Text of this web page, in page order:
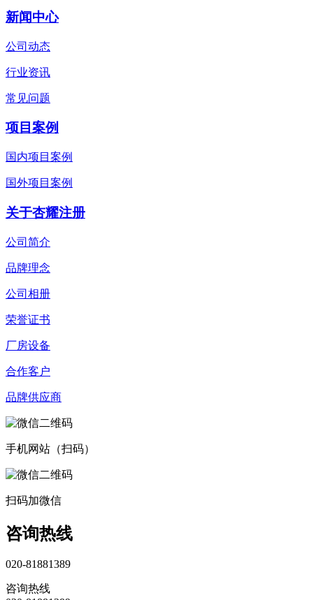
新闻中心
公司动态
行业资讯
常见问题
项目案例
国内项目案例
国外项目案例
关于杏耀注册
公司简介
品牌理念
公司相册
荣誉证书
厂房设备
合作客户
品牌供应商
手机网站（扫码）
扫码加微信
咨询热线
020-81881389
咨询热线